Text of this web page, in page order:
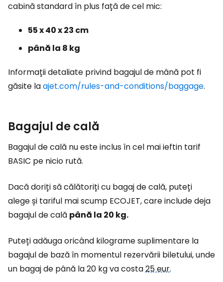
cabină standard în plus față de cel mic:
55 x 40 x 23 cm
până la 8 kg
Informații detaliate privind bagajul de mână pot fi
găsite laajet.com/rules-and-conditions/baggage.
Bagajul de cală
Bagajul de cală nu este inclus în cel mai ieftin tarif
BASIC pe nicio rută.
Dacă doriți să călătoriți cu bagaj de cală, puteți
alege și tariful mai scump ECOJET, care include deja
bagajul de cală până la 20 kg.
Puteți adăuga oricând kilograme suplimentare la
bagajul de bază în momentul rezervării biletului, unde
un bagaj de până la 20 kg va costa25 eur.